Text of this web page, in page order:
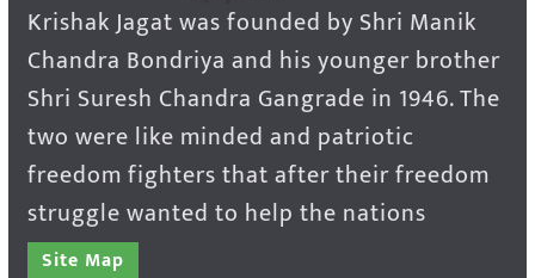
Krishak Jagat was founded by Shri Manik
Chandra Bondriya and his younger brother
Shri Suresh Chandra Gangrade in 1946. The
two were like minded and patriotic
freedom fighters that after their freedom
struggle wanted to help the nations
Site Map